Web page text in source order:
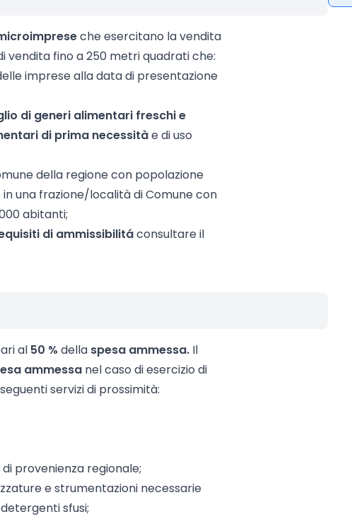
che esercitano la vendita
vendita fino a 250 metri quadrati che:
imprese alla data di presentazione
di generi alimentari freschi e
di prima necessitàe di uso
della regione con popolazione
una frazione/località di Comune con
abitanti;
di ammissibilitáconsultare il
al 50 % della spesa ammessa. Il
ammessa nel caso di esercizio di
servizi di prossimità:
provenienza regionale;
e strumentazioni necessarie
sfusi;